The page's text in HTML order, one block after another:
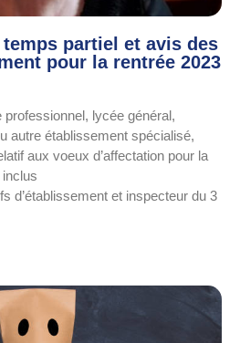
partiel et avis des
pour la rentrée 2023
lycée général,
autre établissement spécialisé,
aux voeux d’affectation pour la
d’établissement et inspecteur du 3